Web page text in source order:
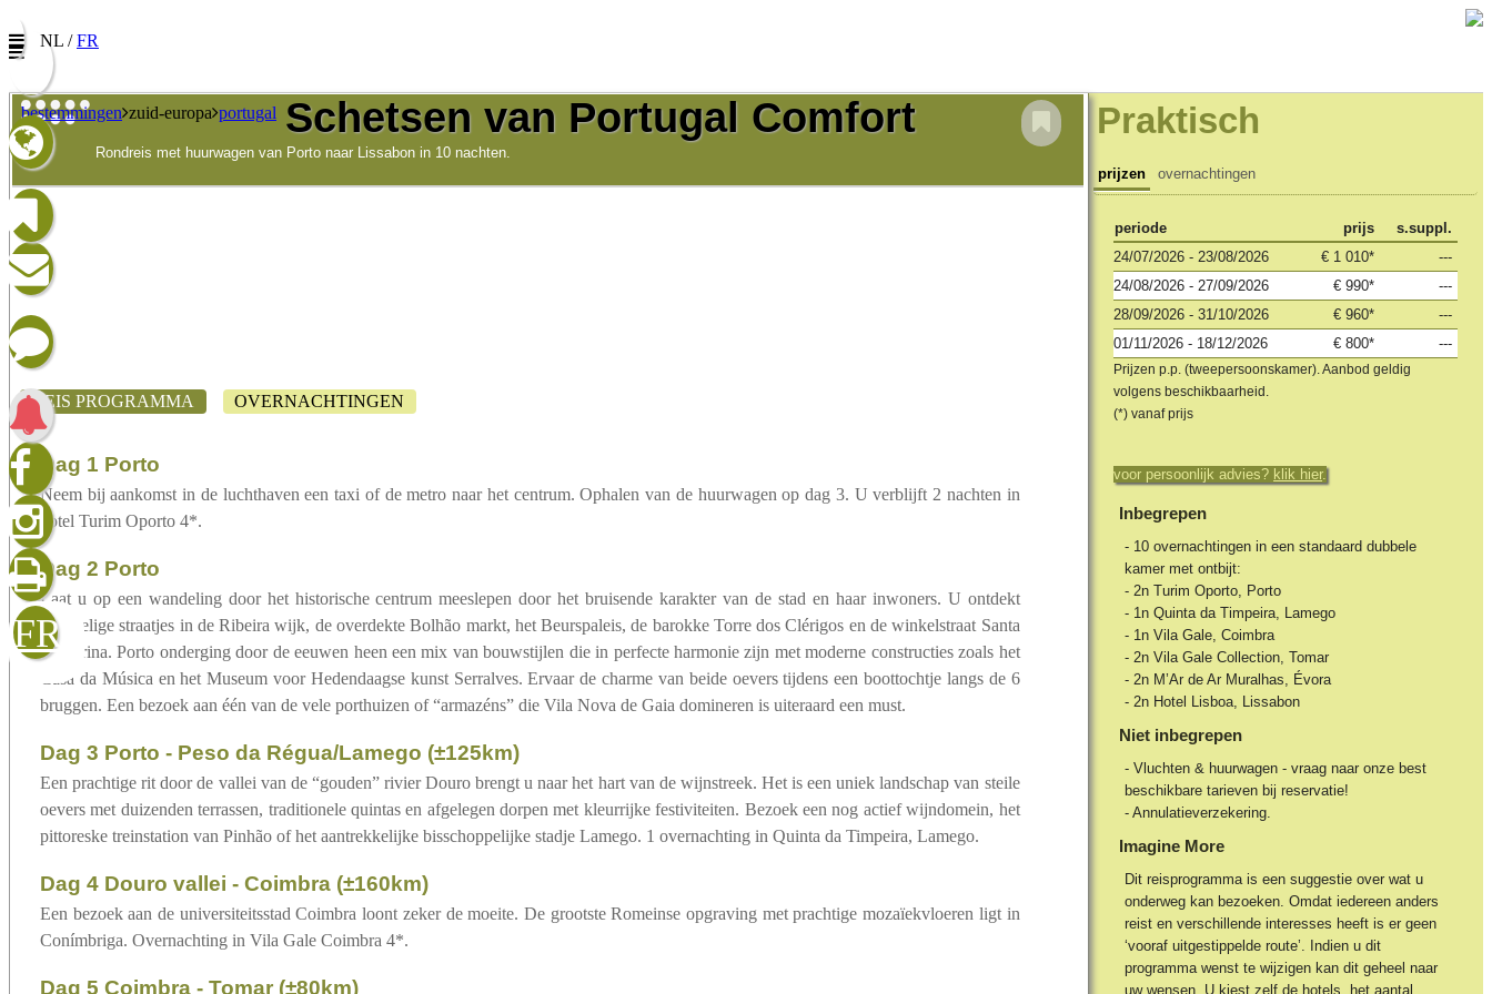
FR
NL /FR
Nieuwsbrief
Nederlands
Francophone
Ik heb het privacybeleid gelezen
sluiten verzenden
bestemmingen zuid-europa portugal Schetsen van Portugal Comfort
Rondreis met huurwagen van Porto naar Lissabon in 10 nachten.
REIS PROGRAMMA OVERNACHTINGEN
Dag 1 Porto
Neem bij aankomst in de luchthaven een taxi of de metro naar het centrum. Ophalen van de huurwagen op dag 3. U verblijft 2 nachten in
hotel Turim Oporto 4*.
Dag 2 Porto
Laat u op een wandeling door het historische centrum meeslepen door het bruisende karakter van de stad en haar inwoners. U ontdekt
kronkelige straatjes in de Ribeira wijk, de overdekte Bolhão markt, het Beurspaleis, de barokke Torre dos Clérigos en de winkelstraat Santa
Catharina. Porto onderging door de eeuwen heen een mix van bouwstijlen die in perfecte harmonie zijn met moderne constructies zoals het
Casa da Música en het Museum voor Hedendaagse kunst Serralves. Ervaar de charme van beide oevers tijdens een boottochtje langs de 6
bruggen. Een bezoek aan één van de vele porthuizen of “armazéns” die Vila Nova de Gaia domineren is uiteraard een must.
Dag 3 Porto - Peso da Régua/Lamego (±125km)
Een prachtige rit door de vallei van de “gouden” rivier Douro brengt u naar het hart van de wijnstreek. Het is een uniek landschap van steile
oevers met duizenden terrassen, traditionele quintas en afgelegen dorpen met kleurrijke festiviteiten. Bezoek een nog actief wijndomein, het
pittoreske treinstation van Pinhão of het aantrekkelijke bisschoppelijke stadje Lamego. 1 overnachting in Quinta da Timpeira, Lamego.
Dag 4 Douro vallei - Coimbra (±160km)
Een bezoek aan de universiteitsstad Coimbra loont zeker de moeite. De grootste Romeinse opgraving met prachtige mozaïekvloeren ligt in
Conímbriga. Overnachting in Vila Gale Coimbra 4*.
Dag 5 Coimbra - Tomar (±80km)
Praktisch
prijzen overnachtingen
periode prijs
s.suppl.
24/07/2026 - 23/08/2026
€ 1 010*
---
24/08/2026 - 27/09/2026
€ 990*
---
28/09/2026 - 31/10/2026
€ 960*
---
01/11/2026 - 18/12/2026
€ 800* ---
Prijzen p.p. (tweepersoonskamer). Aanbod geldig
volgens beschikbaarheid.
(*) vanaf prijs
voor persoonlijk advies? klik hier.
Inbegrepen
- 10 overnachtingen in een standaard dubbele
kamer met ontbijt:
- 2n Turim Oporto, Porto
- 1n Quinta da Timpeira, Lamego
- 1n Vila Gale, Coimbra
- 2n Vila Gale Collection, Tomar
- 2n M’Ar de Ar Muralhas, Évora
- 2n Hotel Lisboa, Lissabon
Niet inbegrepen
- Vluchten & huurwagen - vraag naar onze best
beschikbare tarieven bij reservatie!
- Annulatieverzekering.
Imagine More
Dit reisprogramma is een suggestie over wat u
onderweg kan bezoeken. Omdat iedereen anders
reist en verschillende interesses heeft is er geen
‘vooraf uitgestippelde route’. Indien u dit
programma wenst te wijzigen kan dit geheel naar
uw wensen. U kiest zelf de hotels, het aantal